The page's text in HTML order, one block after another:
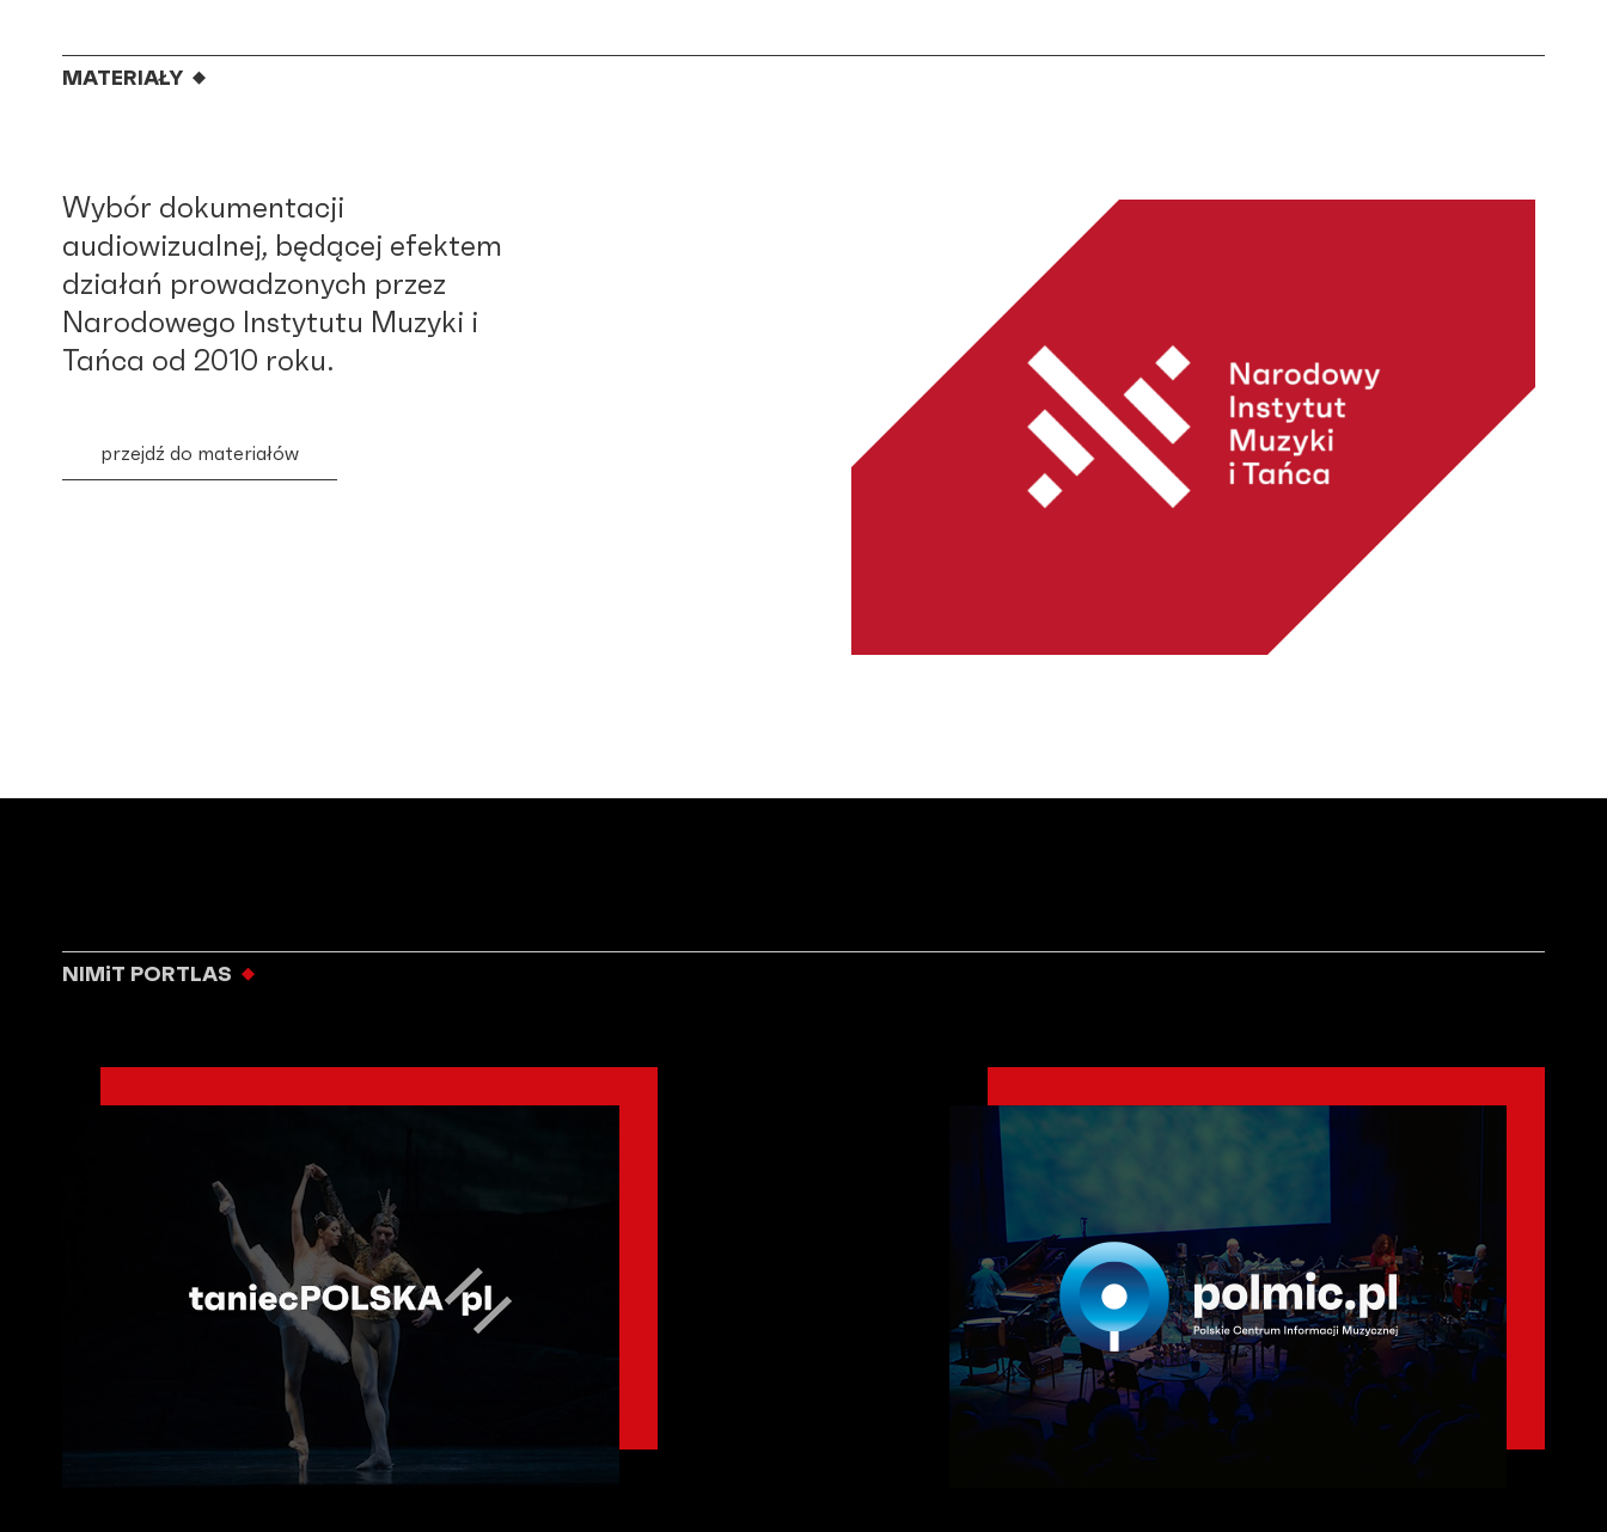
MATERIAŁY
Wybór dokumentacji
audiowizualnej, będącej efektem
działań prowadzonych przez
Narodowego Instytutu Muzyki i
Tańca od 2010 roku.
przejdź do materiałów
NIMiT PORTLAS